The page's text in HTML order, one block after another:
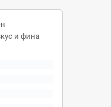
и фина